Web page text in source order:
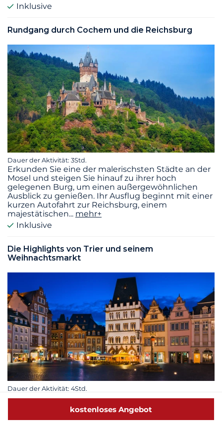
Inklusive
Rundgang durch Cochem und die Reichsburg
Dauer der Aktivität: 3Std.
Erkunden Sie eine der malerischsten Städte an der
Mosel und steigen Sie hinauf zu ihrer hoch
gelegenen Burg, um einen außergewöhnlichen
Ausblick zu genießen. Ihr Ausflug beginnt mit einer
kurzen Autofahrt zur Reichsburg, einem
majestätischen... mehr+
Inklusive
Die Highlights von Trier und seinem
Weihnachtsmarkt
Dauer der Aktivität: 4Std.
Entdecken Sie Trier, einst mächtiges regionales
Zentrum des Römischen Reiches und des Heiligen
Römischen Reiches Deutscher Nation, und seinen
kostenloses Angebot